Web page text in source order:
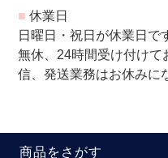
■ 休業日
日曜日・祝日が休業日で
無休、24時間受け付けて
信、発送業務はお休みに
商品をさがす